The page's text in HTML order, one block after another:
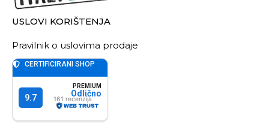
USLOVI KORIŠTENJA
Pravilnik o uslovima prodaje